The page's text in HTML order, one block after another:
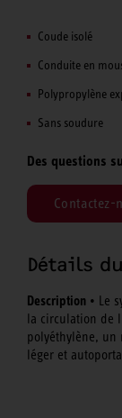
Coude isolé
Conduite en
Polypropylène
Sans soudure
Des questions
Contactez-
Détails
Description • Le
la circulation de
polyéthylène, un
léger et